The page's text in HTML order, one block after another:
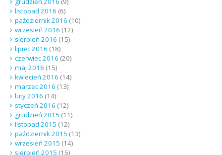
listopad 2016 (6)
październik 2016 (10)
wrzesień 2016 (12)
sierpień 2016 (15)
lipiec 2016 (18)
czerwiec 2016 (20)
maj 2016 (15)
kwiecień 2016 (14)
marzec 2016 (13)
luty 2016 (14)
styczeń 2016 (12)
grudzień 2015 (11)
listopad 2015 (12)
październik 2015 (13)
wrzesień 2015 (14)
sierpień 2015 (15)